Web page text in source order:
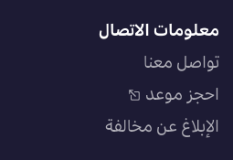
معلومات الاتصال
تواصل معنا
احجز موعد
الإبلاغ عن مخالفة